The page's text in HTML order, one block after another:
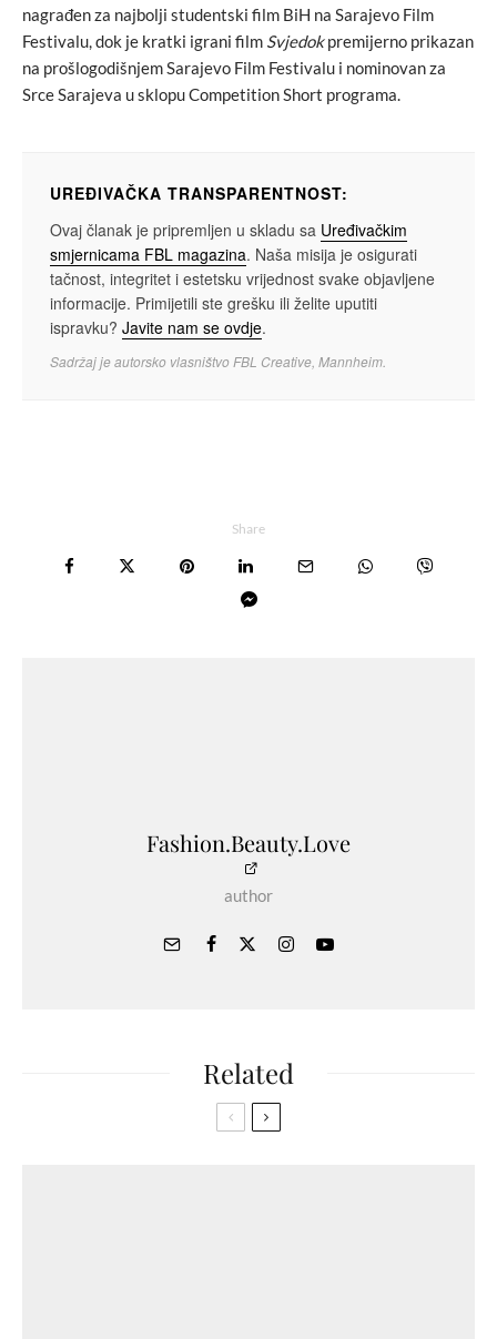
nagrađen za najbolji studentski film BiH na Sarajevo Film
Festivalu, dok je kratki igrani film Svjedokpremijerno prikazan
na prošlogodišnjem Sarajevo Film Festivalu i nominovan za
Srce Sarajeva u sklopu Competition Short programa.
UREĐIVAČKA TRANSPARENTNOST:
Ovaj članak je pripremljen u skladu sa Uređivačkim
smjernicama FBL magazina. Naša misija je osigurati
tačnost, integritet i estetsku vrijednost svake objavljene
informacije. Primijetili ste grešku ili želite uputiti
ispravku? Javite nam se ovdje.
Sadržaj je autorsko vlasništvo FBL Creative, Mannheim.
Share
Fashion.Beauty.Love
author
Related